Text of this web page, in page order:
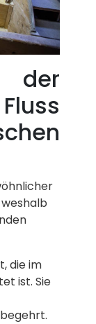
die im
ist. Sie